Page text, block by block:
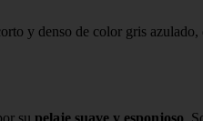
y denso de color gris
su pelaje suave y esponjoso.